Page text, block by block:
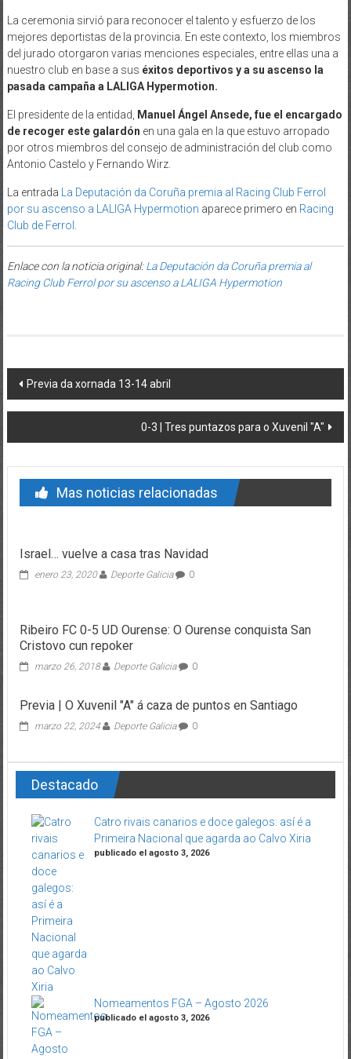
La ceremonia sirvió para reconocer el talento y esfuerzo de los
mejores deportistas de la provincia. En este contexto, los miembros
del jurado otorgaron varias menciones especiales, entre ellas una a
nuestro club en base a sus éxitos deportivos y a su ascenso la
pasada campaña a LALIGA Hypermotion.
El presidente de la entidad, Manuel Ángel Ansede, fue el encargado
de recoger este galardón en una gala en la que estuvo arropado
por otros miembros del consejo de administración del club como
Antonio Castelo y Fernando Wirz.
La entrada La Deputación da Coruña premia al Racing Club Ferrol
por su ascenso a LALIGA Hypermotion aparece primero en Racing
Club de Ferrol .
Enlace con la noticia original:La Deputación da Coruña premia al
Racing Club Ferrol por su ascenso a LALIGA Hypermotion
Post navigation
Previa da xornada 13-14 abril
0-3 | Tres puntazos para o Xuvenil "A"
Mas noticias relacionadas
Israel… vuelve a casa tras Navidad
enero 23, 2020 Deporte Galicia 0
Ribeiro FC 0-5 UD Ourense: O Ourense conquista San
Cristovo cun repoker
marzo 26, 2018 Deporte Galicia 0
Previa | O Xuvenil "A" á caza de puntos en Santiago
marzo 22, 2024 Deporte Galicia 0
Destacado
Catro rivais canarios e doce galegos: así é a
Primeira Nacional que agarda ao Calvo Xiria
publicado el agosto 3, 2026
Nomeamentos FGA – Agosto 2026
publicado el agosto 3, 2026